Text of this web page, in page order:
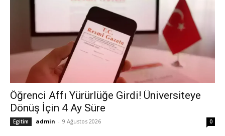
Öğrenci Affı Yürürlüğe Girdi! Üniversiteye
Dönüş İçin 4 Ay Süre
Egitim admin - 9 Ağustos 2026 0